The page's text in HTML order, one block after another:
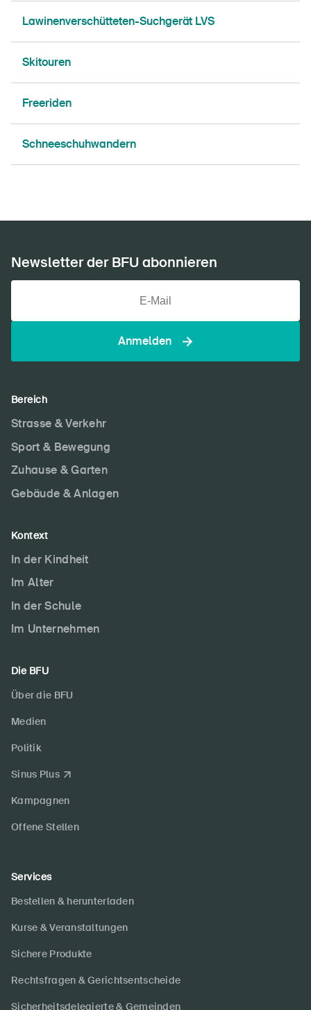
Lawinenverschütteten-Suchgerät LVS
Skitouren
Freeriden
Schneeschuhwandern
Newsletter der BFU abonnieren
Anmelden
Bereich
Strasse & Verkehr
Sport & Bewegung
Zuhause & Garten
Gebäude & Anlagen
Kontext
In der Kindheit
Im Alter
In der Schule
Im Unternehmen
Die BFU
Über die BFU
Medien
Politik
Sinus Plus
Kampagnen
Offene Stellen
Services
Bestellen & herunterladen
Kurse & Veranstaltungen
Sichere Produkte
Rechtsfragen & Gerichtsentscheide
Sicherheitsdelegierte & Gemeinden